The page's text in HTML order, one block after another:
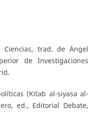
trad. de Ángel
de Investigaciones
(Kitab al-siyasa al-
ed., Editorial Debate,